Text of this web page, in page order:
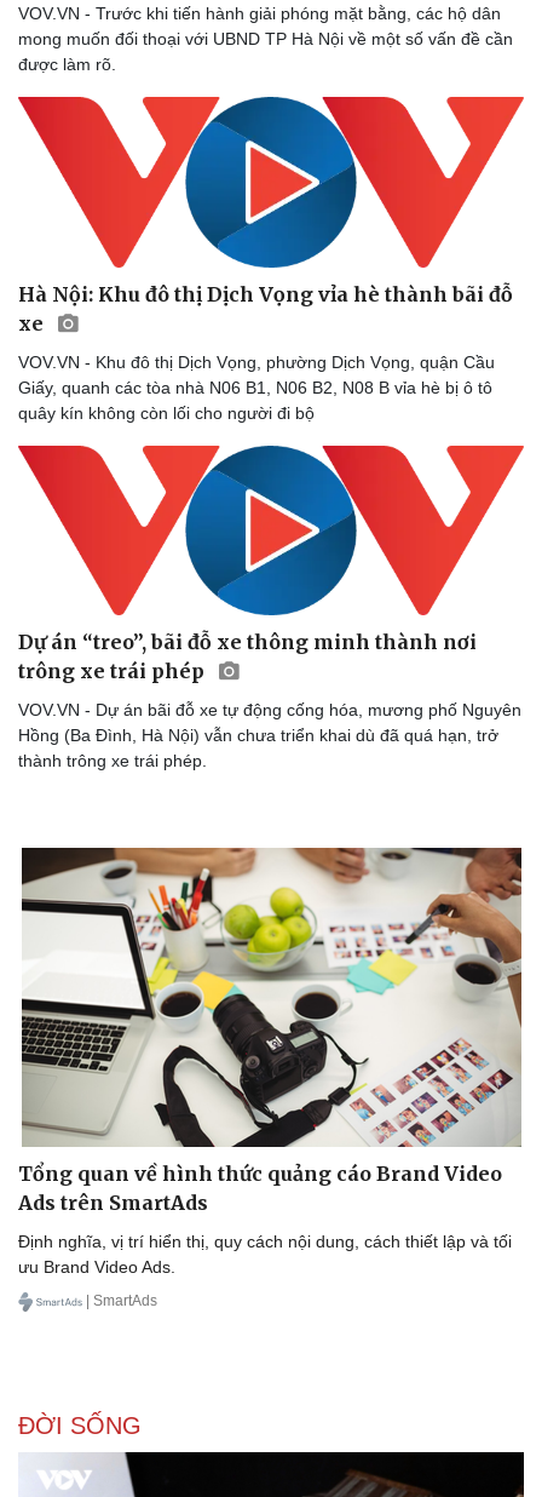
Sức khỏe
Dinh dưỡng - món ngon
Cây thuốc
Sản phụ khoa
Nhi khoa
Nam khoa
Làm đẹp - giảm cân
Phòng mạch online
Ăn sạch sống khỏe
Đời sống
Nhà đẹp
Tình yêu - Gia đình
VOV.VN - Trước khi tiến hành giải phóng mặt bằng, các hộ dân
mong muốn đối thoại với UBND TP Hà Nội về một số vấn đề cần
được làm rõ.
Hà Nội: Khu đô thị Dịch Vọng vỉa hè thành bãi đỗ
xe
VOV.VN - Khu đô thị Dịch Vọng, phường Dịch Vọng, quận Cầu
Giấy, quanh các tòa nhà N06 B1, N06 B2, N08 B vỉa hè bị ô tô
quây kín không còn lối cho người đi bộ
Dự án “treo”, bãi đỗ xe thông minh thành nơi
trông xe trái phép
VOV.VN - Dự án bãi đỗ xe tự động cống hóa, mương phố Nguyên
Hồng (Ba Đình, Hà Nội) vẫn chưa triển khai dù đã quá hạn, trở
thành trông xe trái phép.
Tổng quan về hình thức quảng cáo Brand Video
Ads trên SmartAds
Định nghĩa, vị trí hiển thị, quy cách nội dung, cách thiết lập và tối
ưu Brand Video Ads.
| SmartAds
ĐỜI SỐNG